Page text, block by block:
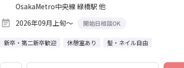
OsakaMetro中央線 緑橋駅 他
2026年09月上旬～
開始日相談OK
新卒・第二新卒歓迎 休憩室あり 髪・ネイル自由